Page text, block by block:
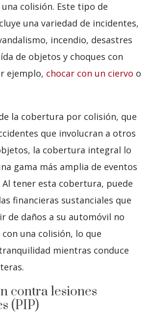
colisión. Este tipo de
una variedad de incidentes,
incendio, desastres
de objetos y choques con
ejemplo, chocar con un ciervo o
la cobertura por colisión, que
que involucran a otros
la cobertura integral lo
gama más amplia de eventos
Al tener esta cobertura, puede
financieras sustanciales que
de daños a su automóvil no
una colisión, lo que
mientras conduce
contra lesiones
(PIP)